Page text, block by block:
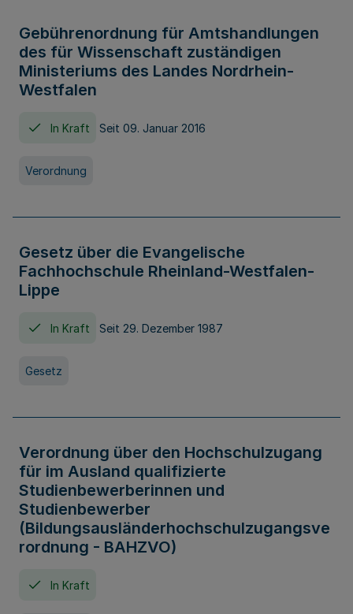
Gebührenordnung für Amtshandlungen
des für Wissenschaft zuständigen
Ministeriums des Landes Nordrhein-
Westfalen
In Kraft Seit 09. Januar 2016
Verordnung
Gesetz über die Evangelische
Fachhochschule Rheinland-Westfalen-
Lippe
In Kraft Seit 29. Dezember 1987
Gesetz
Verordnung über den Hochschulzugang
für im Ausland qualifizierte
Studienbewerberinnen und
Studienbewerber
(Bildungsausländerhochschulzugangsve
rordnung - BAHZVO)
In Kraft